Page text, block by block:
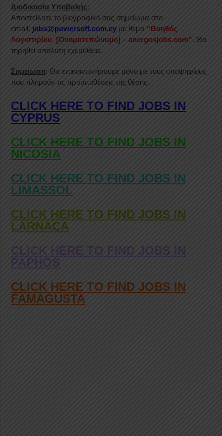
Διαδικασία Υποβολής:
Αποστείλατε το βιογραφικό σας σημείωμα στο
email: jobs@powersoft.com.cy με θέμα “Βοηθός
Λογιστιρίου_[Ονοματεπώνυμο] – anergosjobs.com”. Θα
τηρηθεί απόλυτη εχεμύθεια.
Σημείωση: Θα επικοινωνήσουμε μόνο με τους υποψηφίους
που πληρούν τις προϋποθέσεις της θέσης.
CLICK HERE TO FIND JOBS IN
CYPRUS
CLICK HERE TO FIND JOBS IN
NICOSIA
CLICK HERE TO FIND JOBS IN
LIMASSOL
CLICK HERE TO FIND JOBS IN
LARNACA
CLICK HERE TO FIND JOBS IN
PAPHOS
CLICK HERE TO FIND JOBS IN
FAMAGUSTA